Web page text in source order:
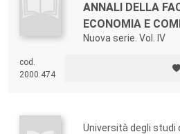
ANNALI DELLA
ECONOMIA E
Nuova serie. Vol. IV
cod.
2000.474
Università degli studi